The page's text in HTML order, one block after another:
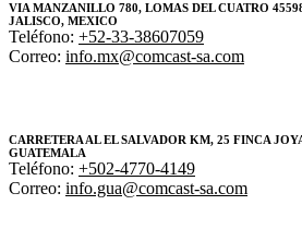
VIA MANZANILLO 780, LOMAS DEL CUATRO
JALISCO, MEXICO
Teléfono: +52-33-38607059
Correo: info.mx@comcast-sa.com
CARRETERA AL EL SALVADOR KM, 25 FINCA
GUATEMALA
Teléfono: +502-4770-4149
Correo: info.gua@comcast-sa.com